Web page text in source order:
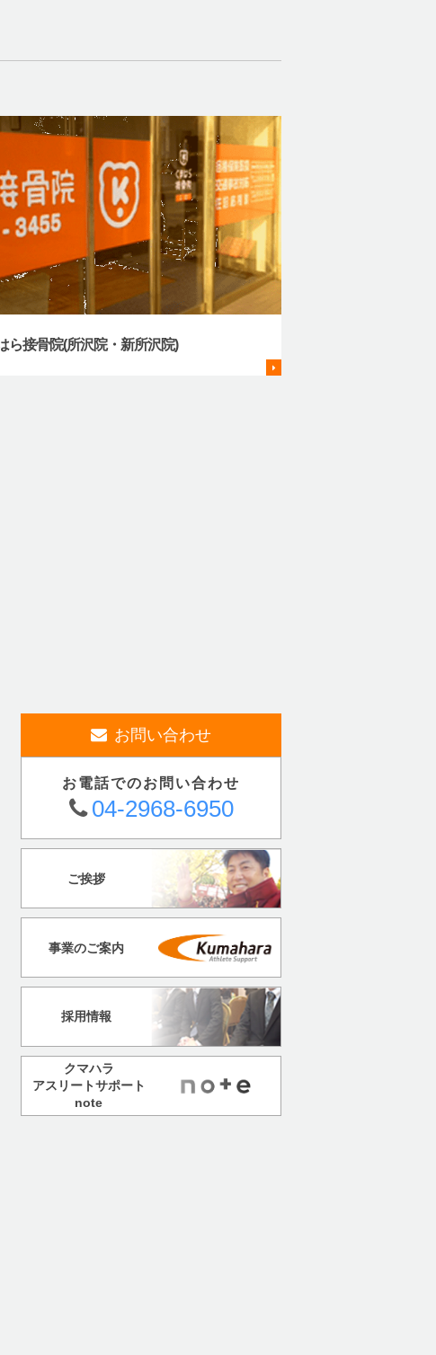
ら接骨院(所沢院・新所沢院)
お問い合わせ
お電話でのお問い合わせ
04-2968-6950
ご挨拶
事業のご案内
採用情報
クマハラ
アスリートサポート
note